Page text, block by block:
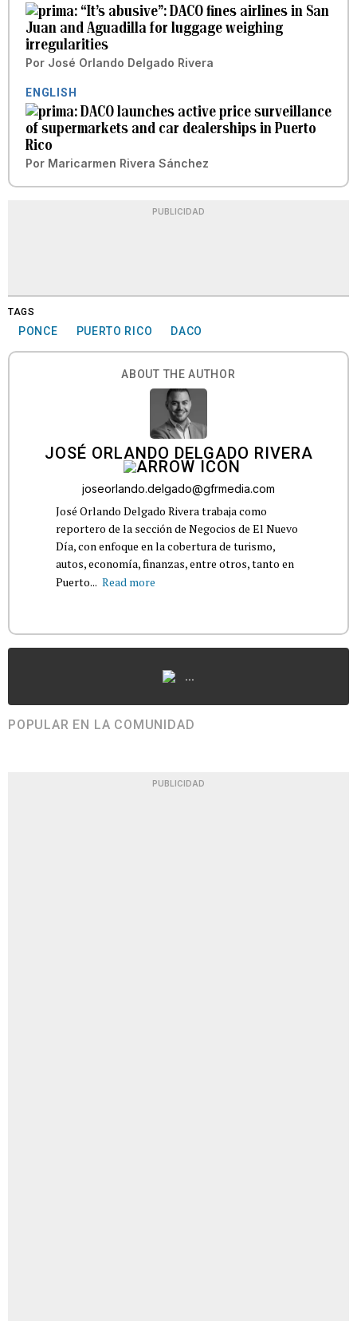
“It’s abusive”: DACO fines airlines in San
Juan and Aguadilla for luggage weighing
irregularities
Por José Orlando Delgado Rivera
ENGLISH
DACO launches active price surveillance
of supermarkets and car dealerships in Puerto
Rico
Por Maricarmen Rivera Sánchez
PUBLICIDAD
TAGS
PONCE PUERTO RICO DACO
ABOUT THE AUTHOR
JOSÉ ORLANDO DELGADO RIVERA
joseorlando.delgado@gfrmedia.com
José Orlando Delgado Rivera trabaja como
reportero de la sección de Negocios de El Nuevo
Día, con enfoque en la cobertura de turismo,
autos, economía, finanzas, entre otros, tanto en
Puerto... Read more
...
POPULAR EN LA COMUNIDAD
PUBLICIDAD